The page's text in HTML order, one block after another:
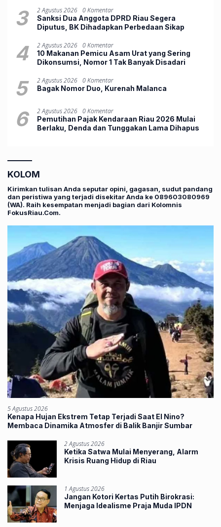
3 2 Agustus 2026 0 Komentar
Sanksi Dua Anggota DPRD Riau Segera
Diputus, BK Dihadapkan Perbedaan Sikap
4 2 Agustus 2026 0 Komentar
10 Makanan Pemicu Asam Urat yang Sering
Dikonsumsi, Nomor 1 Tak Banyak Disadari
5 2 Agustus 2026 0 Komentar
Bagak Nomor Duo, ‎Kurenah Malanca
6 2 Agustus 2026 0 Komentar
Pemutihan Pajak Kendaraan Riau 2026 Mulai
Berlaku, Denda dan Tunggakan Lama Dihapus
KOLOM
Kirimkan tulisan Anda seputar opini, gagasan, sudut pandang
dan peristiwa yang terjadi disekitar Anda ke 089603080969
(WA). Raih kesempatan menjadi bagian dari Kolomnis
FokusRiau.Com.
5 Agustus 2026
Kenapa Hujan Ekstrem Tetap Terjadi Saat El Nino?
Membaca Dinamika Atmosfer di Balik Banjir Sumbar
2 Agustus 2026
Ketika Satwa Mulai Menyerang, Alarm
Krisis Ruang Hidup di Riau
1 Agustus 2026
Jangan Kotori Kertas Putih Birokrasi:
Menjaga Idealisme Praja Muda IPDN